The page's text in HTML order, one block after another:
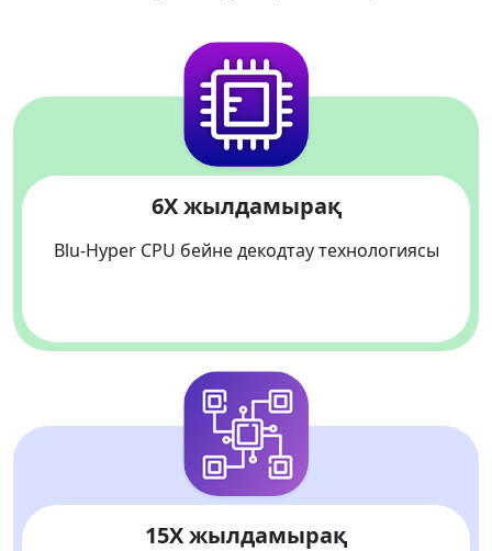
6X жылдамырақ
Blu-Hyper CPU бейне декодтау технологиясы
15X жылдамырақ